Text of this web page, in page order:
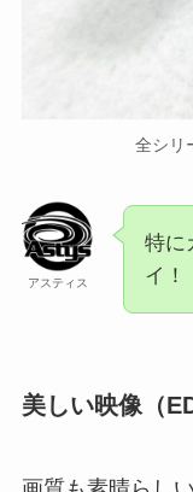
全シリ
アスティス
特に
イ！
美しい映像（